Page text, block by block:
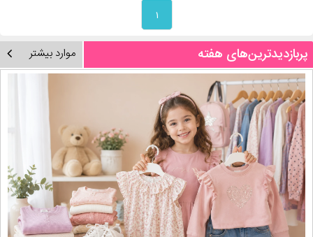
۱
پربازدیدترین‌های هفته موارد بیشتر